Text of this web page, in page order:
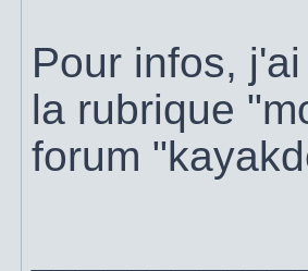
Pour infos,
la rubrique
forum